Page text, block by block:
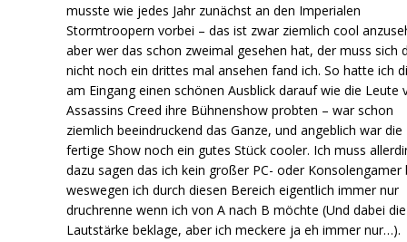
musste wie jedes Jahr zunächst an den Imperialen
Stormtroopern vorbei – das ist zwar ziemlich cool
aber wer das schon zweimal gesehen hat, der muss sich
nicht noch ein drittes mal ansehen fand ich. So hatte ich
am Eingang einen schönen Ausblick darauf wie die Leute
Assassins Creed ihre Bühnenshow probten – war schon
ziemlich beeindruckend das Ganze, und angeblich war die
fertige Show noch ein gutes Stück cooler. Ich muss
dazu sagen das ich kein großer PC- oder Konsolengamer
weswegen ich durch diesen Bereich eigentlich immer nur
druchrenne wenn ich von A nach B möchte (Und dabei die
Lautstärke beklage, aber ich meckere ja eh immer nur…).